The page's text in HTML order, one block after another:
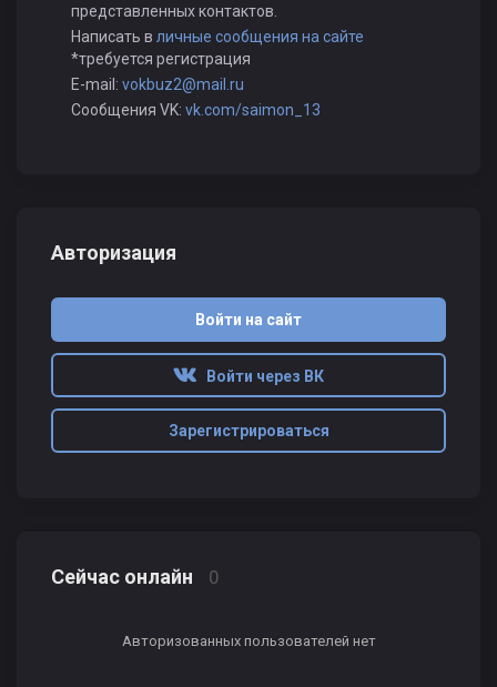
представленных контактов.
Написать в личные сообщения на сайте
*требуется регистрация
E-mail: vokbuz2@mail.ru
Сообщения VK: vk.com/saimon_13
Авторизация
Войти на сайт
Войти через ВК
Зарегистрироваться
Сейчас онлайн 0
Авторизованных пользователей нет